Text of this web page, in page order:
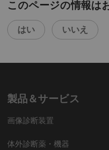
このページの情報は
はい いいえ
製品＆サービス
画像診断装置
体外診断薬・機器